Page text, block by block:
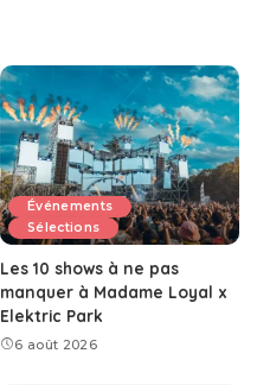
Événements
Sélections
Les 10 shows à ne pas
manquer à Madame Loyal x
Elektric Park
6 août 2026